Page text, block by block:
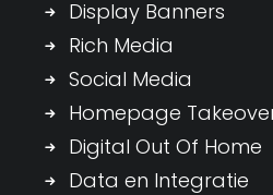
Display Banners
Rich Media
Social Media
Homepage
Digital Out Of Home
Data en Integratie